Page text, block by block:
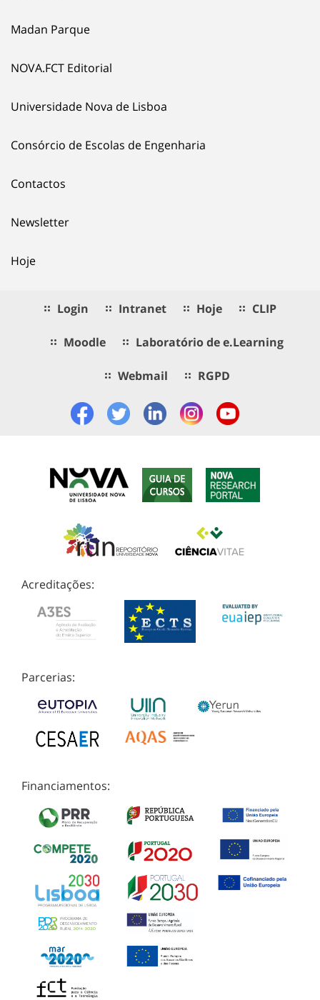
Madan Parque
NOVA.FCT Editorial
Universidade Nova de Lisboa
Consórcio de Escolas de Engenharia
Contactos
Newsletter
Hoje
Login Intranet Hoje CLIP
Moodle Laboratório de e.Learning
Webmail RGPD
Acreditações:
Parcerias:
Financiamentos: